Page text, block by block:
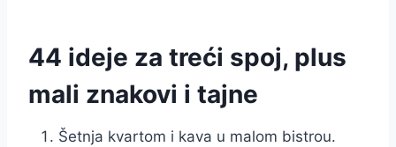
44 ideje za treći spoj, plus
mali znakovi i tajne
Šetnja kvartom i kava u malom bistrou.